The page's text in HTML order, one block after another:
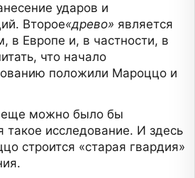
ударов и
Второе«древо» является
Европе и, в частности, в
что начало
положили Мароццо и
еще можно было бы
такое исследование. И здесь
строится «старая гвардия»